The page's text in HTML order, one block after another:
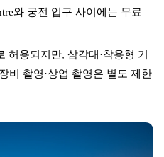
와 궁전 입구 사이에는 무료
허용되지만, 삼각대·착용형 기
비 촬영·상업 촬영은 별도 제한